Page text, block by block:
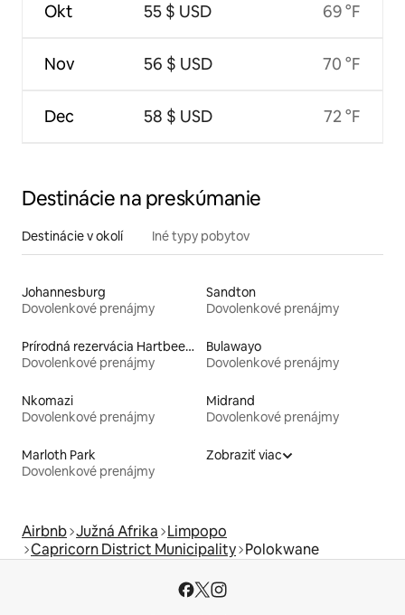
Okt
Nov
Dec
55 $ USD
56 $ USD
58 $ USD
69 °F
70 °F
72 °F
Destinácie na preskúmanie
Destinácie v okolí Iné typy pobytov
Johannesburg
Dovolenkové prenájmy
Sandton
Dovolenkové prenájmy
Prírodná rezervácia Hartbeespoort Dam
Dovolenkové prenájmy
Bulawayo
Dovolenkové prenájmy
Nkomazi
Dovolenkové prenájmy
Midrand
Dovolenkové prenájmy
Marloth Park
Dovolenkové prenájmy
Zobraziť viac
Airbnb Južná Afrika Limpopo
Capricorn District Municipality Polokwane